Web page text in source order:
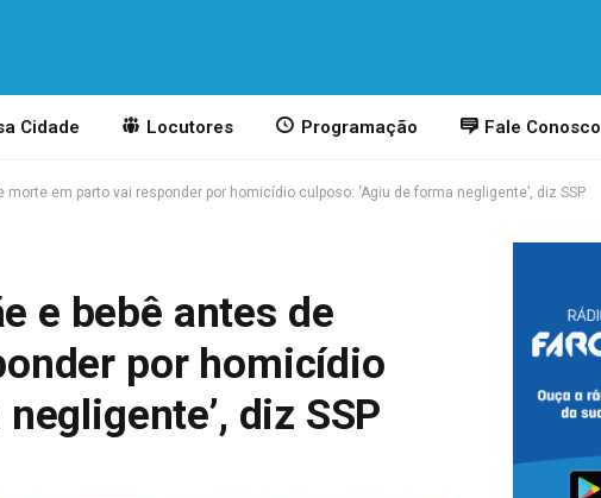
Cidade Locutores Programação Fale Conosco
em parto vai responder por homicídio culposo: ‘Agiu de forma negligente’, diz SSP
e bebê antes de
por homicídio
diz SSP